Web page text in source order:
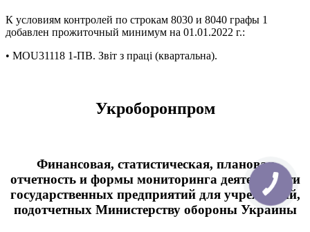
К условиям контролей по строкам 8030 и 8040 графы 1
добавлен прожиточный минимум на 01.01.2022 г.:
• MOU31118 1-ПВ. Звіт з праці (квартальна).
Укроборонпром
Финансовая, статистическая, плановая
отчетность и формы мониторинга деятельности
государственных предприятий для учреждений,
подотчетных Министерству обороны Украины